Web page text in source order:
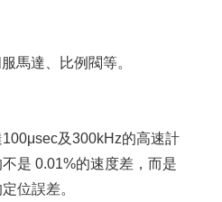
馬達、比例閥等。
及300kHz的高速計
是 0.01%的速度差，而是
位誤差。